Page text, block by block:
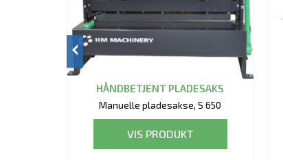
HÅNDBETJENT PLADESAKS
Manuelle pladesakse, S 650
VIS PRODUKT